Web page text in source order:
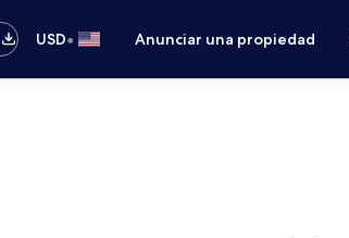
USD• Anunciar una propiedad